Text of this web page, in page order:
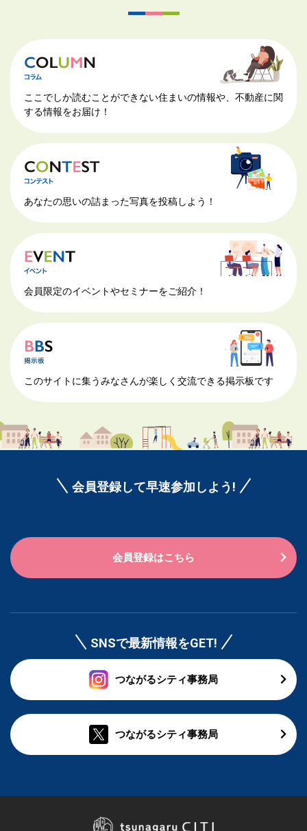
ここでしか読むことができない住まいの情報や、不動産に関
する情報をお届け！
あなたの思いの詰まった写真を投稿しよう！
会員限定のイベントやセミナーをご紹介！
このサイトに集うみなさんが楽しく交流できる掲示板です
会員登録して早速参加しよう!
会員登録はこちら
SNSで最新情報をGET!
つながるシティ事務局
つながるシティ事務局